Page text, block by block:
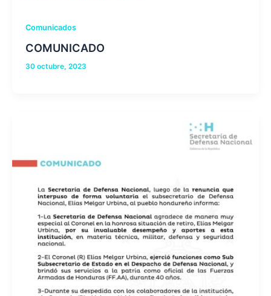
Comunicados
COMUNICADO
30 octubre, 2023